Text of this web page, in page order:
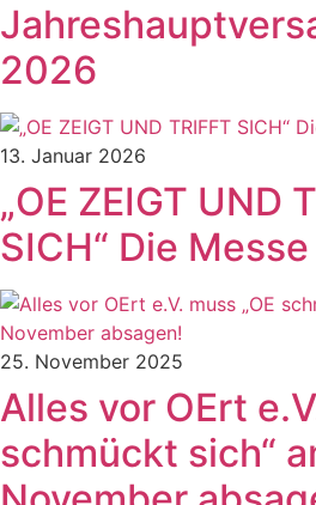
2026
13. Januar 2026
„OE ZEIGT UND
SICH“ Die
25. November 2025
Alles vor OErt
schmückt sich“